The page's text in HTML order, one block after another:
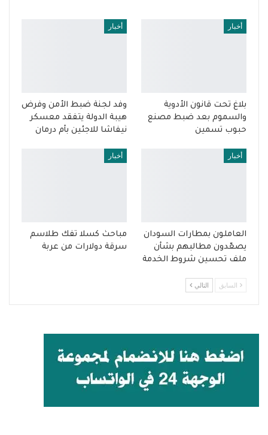
أخبار
بلاغ تحت قانون الأدوية
والسموم بعد ضبط مصنع
حبوب تسمين
أخبار
وفد لجنة ضبط الأمن وفرض
هيبة الدولة يتفقد معسكر
نيفاشا للاجئين بأم درمان
أخبار
العاملون بمطارات السودان
يصعّدون مطالبهم بشأن
ملف تحسين شروط الخدمة
أخبار
مباحث كسلا تفك طلاسم
سرقة دولارات من عربة
السابق التالي